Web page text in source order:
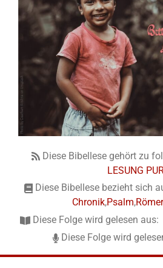
Diese Bibellese gehört zu
LESUNG PUR
Diese Bibellese bezieht sich
Chronik,Psalm,Römer
Diese Folge wird gelesen aus:
Diese Folge wird